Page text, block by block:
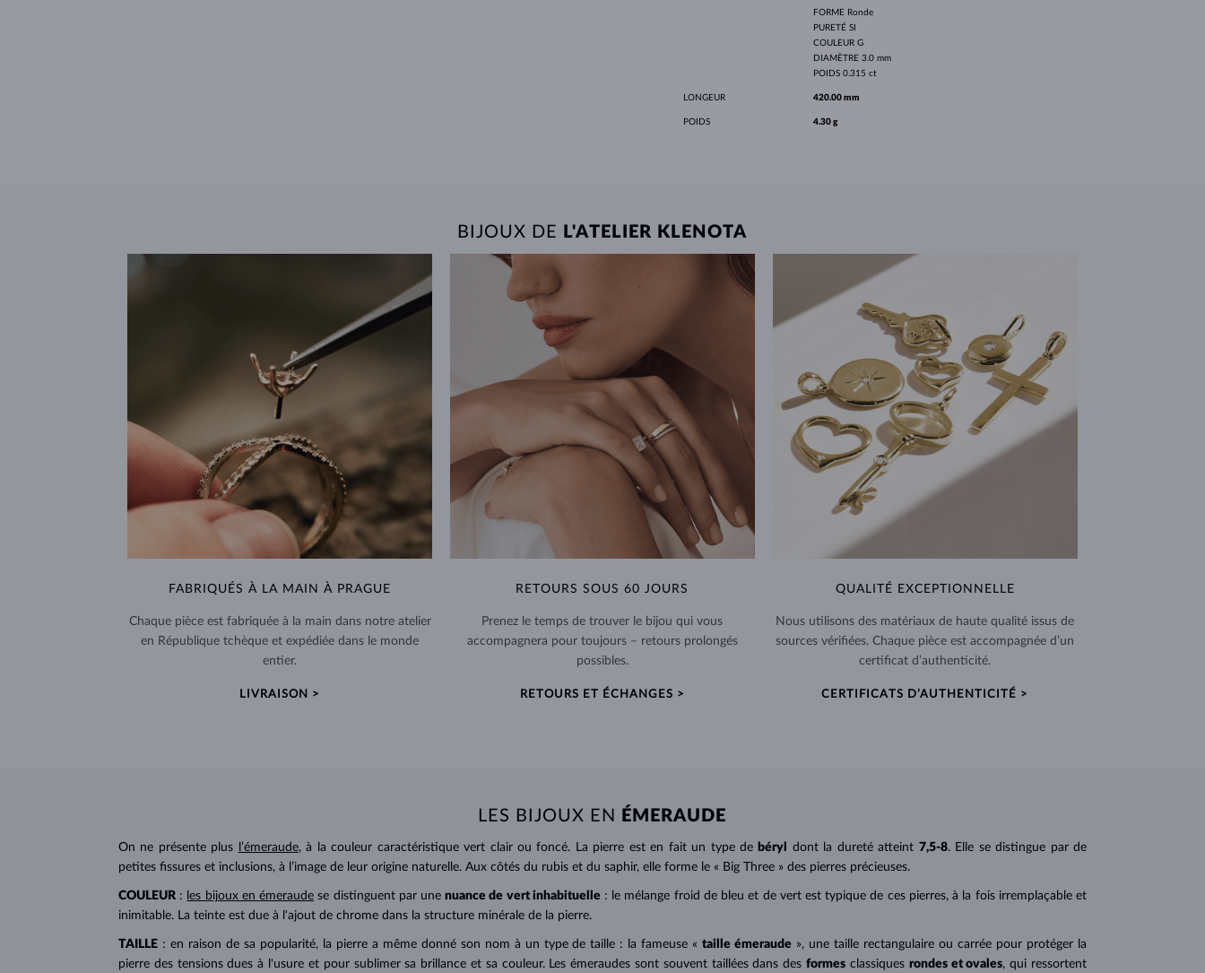
FORME Ronde
PURETÉ SI
COULEUR G
DIAMÈTRE 3.0 mm
POIDS 0.315 ct
LONGEUR 420.00 mm
POIDS 4.30 g
BIJOUX DE L'ATELIER KLENOTA
FABRIQUÉS À LA MAIN À PRAGUE
Chaque pièce est fabriquée à la main dans notre atelier
en République tchèque et expédiée dans le monde
entier.
LIVRAISON >
RETOURS SOUS 60 JOURS
Prenez le temps de trouver le bijou qui vous
accompagnera pour toujours – retours prolongés
possibles.
RETOURS ET ÉCHANGES >
QUALITÉ EXCEPTIONNELLE
Nous utilisons des matériaux de haute qualité issus de
sources vérifiées. Chaque pièce est accompagnée d’un
certificat d’authenticité.
CERTIFICATS D’AUTHENTICITÉ >
LES BIJOUX EN ÉMERAUDE
On ne présente plus l’émeraude, à la couleur caractéristique vert clair ou foncé. La pierre est en fait un type de béryl dont la dureté atteint 7,5-8. Elle se distingue par de
petites fissures et inclusions, à l’image de leur origine naturelle. Aux côtés du rubis et du saphir, elle forme le « Big Three » des pierres précieuses.
COULEUR : les bijoux en émeraude se distinguent par une nuance de vert inhabituelle : le mélange froid de bleu et de vert est typique de ces pierres, à la fois irremplaçable et
inimitable. La teinte est due à l'ajout de chrome dans la structure minérale de la pierre.
TAILLE : en raison de sa popularité, la pierre a même donné son nom à un type de taille : la fameuse « taille émeraude », une taille rectangulaire ou carrée pour protéger la
pierre des tensions dues à l'usure et pour sublimer sa brillance et sa couleur. Les émeraudes sont souvent taillées dans des formes classiques rondes et ovales, qui ressortent